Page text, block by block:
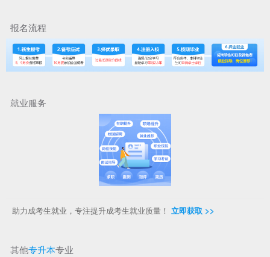
报名流程
就业服务
助力成考生就业，专注提升成考生就业质量！ 立即获取 >>
其他专升本专业